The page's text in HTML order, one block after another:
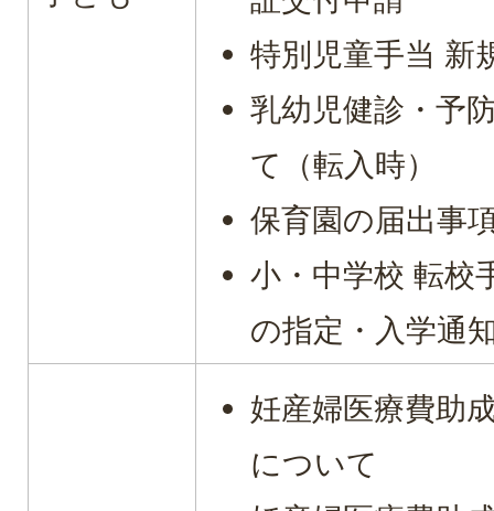
特別児童手当 新
乳幼児健診・予
て（転入時）
保育園の届出事
小・中学校 転校
の指定・入学通
妊産婦医療費助
について